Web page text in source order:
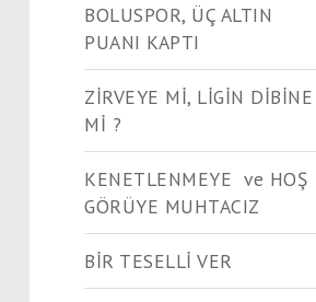
BOLUSPOR, ÜÇ ALTIN
PUANI KAPTI
ZİRVEYE Mİ, LİGİN DİBİNE
Mİ ?
KENETLENMEYE ve HOŞ
GÖRÜYE MUHTACIZ
BİR TESELLİ VER